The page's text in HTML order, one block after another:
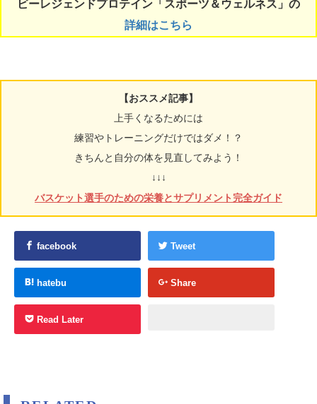
ビーレジェンドプロテイン「スポーツ＆ウェルネス」の
詳細はこちら
【おススメ記事】
上手くなるためには
練習やトレーニングだけではダメ！？
きちんと自分の体を見直してみよう！
↓↓↓
バスケット選手のための栄養とサプリメント完全ガイド
facebook Tweet
hatebu Share
Read Later